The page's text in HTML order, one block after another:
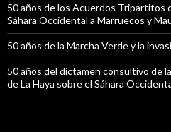
50 años de los Acuerdos Tripartitos
Sáhara Occidental a Marruecos y
50 años de la Marcha Verde y la
50 años del dictamen consultivo de
de La Haya sobre el Sáhara